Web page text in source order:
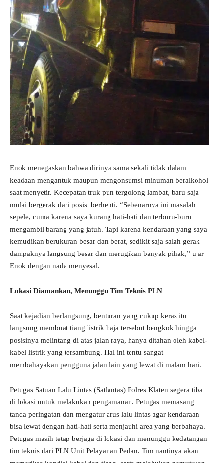
Enok menegaskan bahwa dirinya sama sekali tidak dalam
keadaan mengantuk maupun mengonsumsi minuman beralkohol
saat menyetir. Kecepatan truk pun tergolong lambat, baru saja
mulai bergerak dari posisi berhenti. “Sebenarnya ini masalah
sepele, cuma karena saya kurang hati-hati dan terburu-buru
mengambil barang yang jatuh. Tapi karena kendaraan yang saya
kemudikan berukuran besar dan berat, sedikit saja salah gerak
dampaknya langsung besar dan merugikan banyak pihak,” ujar
Enok dengan nada menyesal.
Lokasi Diamankan, Menunggu Tim Teknis PLN
Saat kejadian berlangsung, benturan yang cukup keras itu
langsung membuat tiang listrik baja tersebut bengkok hingga
posisinya melintang di atas jalan raya, hanya ditahan oleh kabel-
kabel listrik yang tersambung. Hal ini tentu sangat
membahayakan pengguna jalan lain yang lewat di malam hari.
Petugas Satuan Lalu Lintas (Satlantas) Polres Klaten segera tiba
di lokasi untuk melakukan pengamanan. Petugas memasang
tanda peringatan dan mengatur arus lalu lintas agar kendaraan
bisa lewat dengan hati-hati serta menjauhi area yang berbahaya.
Petugas masih tetap berjaga di lokasi dan menunggu kedatangan
tim teknis dari PLN Unit Pelayanan Pedan. Tim nantinya akan